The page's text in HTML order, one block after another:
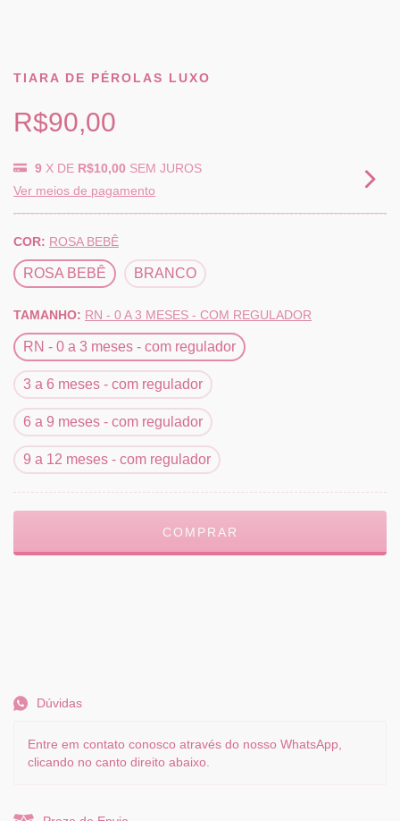
TIARA DE PÉROLAS LUXO
R$90,00
9 X DE R$10,00 SEM JUROS
Ver meios de pagamento
COR: ROSA BEBÊ
ROSA BEBÊ BRANCO
TAMANHO: RN - 0 A 3 MESES - COM REGULADOR
RN - 0 a 3 meses - com regulador
3 a 6 meses - com regulador
6 a 9 meses - com regulador
9 a 12 meses - com regulador
Dúvidas
Entre em contato conosco através do nosso WhatsApp,
clicando no canto direito abaixo.